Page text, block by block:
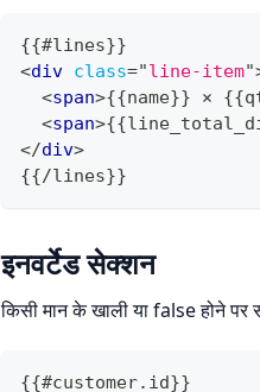
{{#lines}}
<div class="line-item"
<span>{{name}} ×
<span>
</div>
{{/lines}}
इनवर्टेड सेक्शन
किसी मान के खाली या false होने पर
{{#customer.id}}